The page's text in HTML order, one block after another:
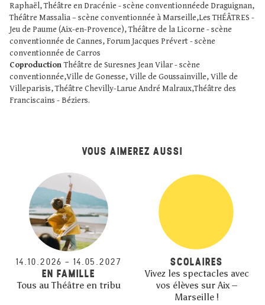
Raphaël, Théâtre en Dracénie - scène conventionnéede Draguignan,
Théâtre Massalia – scène conventionnée à Marseille,Les THÉÂTRES -
Jeu de Paume (Aix-en-Provence), Théâtre de la Licorne - scène
conventionnée de Cannes, Forum Jacques Prévert - scène
conventionnée de Carros
CoproductionThéâtre de Suresnes Jean Vilar - scène
conventionnée,Ville de Gonesse, Ville de Goussainville, Ville de
Villeparisis, Théâtre Chevilly-Larue André Malraux,Théâtre des
Franciscains - Béziers.
VOUS AIMEREZ AUSSI
14.10.2026 – 14.05.2027
EN FAMILLE
Tous au Théâtre en tribu
SCOLAIRES
Vivez les spectacles avec
vos élèves sur Aix –
Marseille !